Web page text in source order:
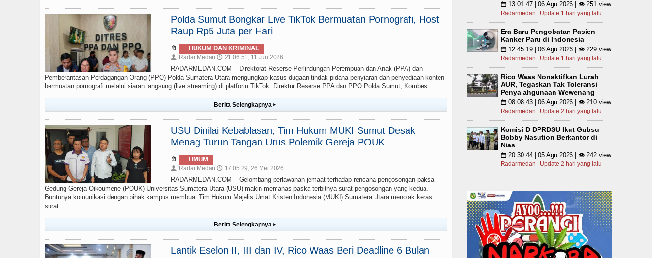
Polda Sumut Bongkar Live TikTok Bermuatan Pornografi, Host
Raup Rp5 Juta per Hari
🔖 HUKUM DAN KRIMINAL
👤 Radar Medan 🕔 21:06:51, 11 Jun 2026
RADARMEDAN.COM – Direktorat Reserse Perlindungan Perempuan dan Anak (PPA) dan
Pemberantasan Perdagangan Orang (PPO) Polda Sumatera Utara mengungkap kasus dugaan tindak pidana penyiaran dan penyediaan konten
bermuatan pornografi melalui siaran langsung (live streaming) di platform TikTok. Direktur Reserse PPA dan PPO Polda Sumut, Kombes . . .
Berita Selengkapnya ▸
USU Dinilai Kebablasan, Tim Hukum MUKI Sumut Desak
Menag Turun Tangan Urus Polemik Gereja POUK
🔖 UMUM
👤 Radar Medan 🕔 17:05:29, 26 Mei 2026
RADARMEDAN.COM – Gelombang perlawanan jemaat terhadap rencana pengosongan paksa
Gedung Gereja Oikoumene (POUK) Universitas Sumatera Utara (USU) makin memanas paska terbitnya surat pengosongan yang kedua.
Buntunya komunikasi dengan pihak kampus membuat Tim Hukum Majelis Umat Kristen Indonesia (MUKI) Sumatera Utara menolak keras
surat . . .
Berita Selengkapnya ▸
Lantik Eselon II, III dan IV, Rico Waas Beri Deadline 6 Bulan
📅 13:01:47 | 06 Agu 2026 | 👁 251 view
Radarmedan | Update 1 hari yang lalu
Era Baru Pengobatan Pasien
Kanker Paru di Indonesia
📅 12:45:19 | 06 Agu 2026 | 👁 229 view
Radarmedan | Update 1 hari yang lalu
Rico Waas Nonaktifkan Lurah
AUR, Tegaskan Tak Toleransi
Penyalahgunaan Wewenang
📅 08:08:43 | 06 Agu 2026 | 👁 210 view
Radarmedan | Update 2 hari yang lalu
Komisi D DPRDSU Ikut Gubsu
Bobby Nasution Berkantor di
Nias
📅 20:30:44 | 05 Agu 2026 | 👁 242 view
Radarmedan | Update 2 hari yang lalu